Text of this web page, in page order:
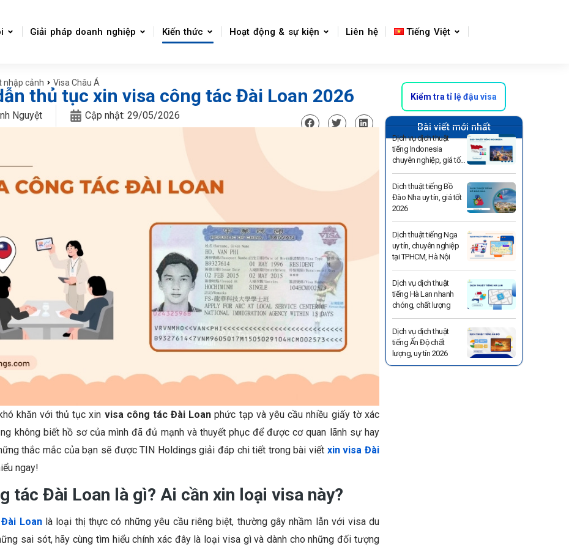
Giải pháp doanh nghiệp Kiến thức Hoạt động & sự kiện Liên hệ Tiếng Việt
nhập cảnh Visa Châu Á
thủ tục xin visa công tác Đài Loan 2026
Nguyệt Cập nhật: 29/05/2026
khăn với thủ tục xin visa công tác Đài Loan phức tạp và yêu cầu nhiều giấy tờ xác
không biết hồ sơ của mình đã đủ mạnh và thuyết phục để được cơ quan lãnh sự hay
thắc mắc của bạn sẽ được TIN Holdings giải đáp chi tiết trong bài viết xin visa Đài
ngay!
tác Đài Loan là gì? Ai cần xin loại visa này?
Loanlà loại thị thực có những yêu cầu riêng biệt, thường gây nhầm lẫn với visa du
sai sót, hãy cùng tìm hiểu chính xác đây là loại visa gì và dành cho những đối tượng
Kiểm tra tỉ lệ đậu visa
Bài viết mới nhất
Dịch vụ dịch thuật
tiếng Indonesia
chuyên nghiệp, giá tốt
Dịch thuật tiếng Bồ
Đào Nha uy tín, giá tốt
2026
Dịch thuật tiếng Nga
uy tín, chuyên nghiệp
tại TPHCM, Hà Nội
Dịch vụ dịch thuật
tiếng Hà Lan nhanh
chóng, chất lượng
Dịch vụ dịch thuật
tiếng Ấn Độ chất
lượng, uy tín 2026